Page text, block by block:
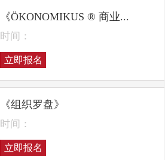
《ÖKONOMIKUS ® 商业...
时间：
立即报名
《组织罗盘》
时间：
立即报名